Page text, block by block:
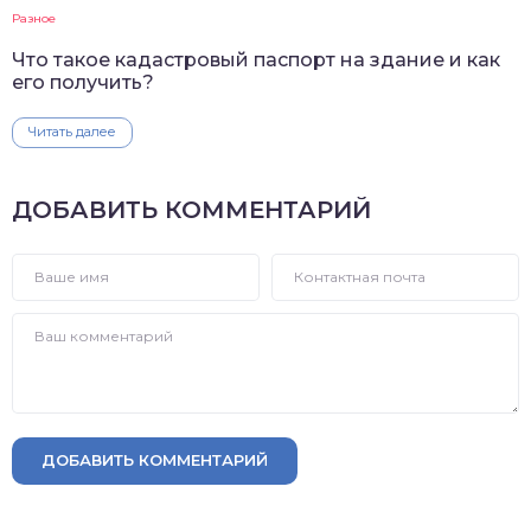
Разное
Что такое кадастровый паспорт на здание и как
его получить?
Читать далее
ДОБАВИТЬ КОММЕНТАРИЙ
ДОБАВИТЬ КОММЕНТАРИЙ